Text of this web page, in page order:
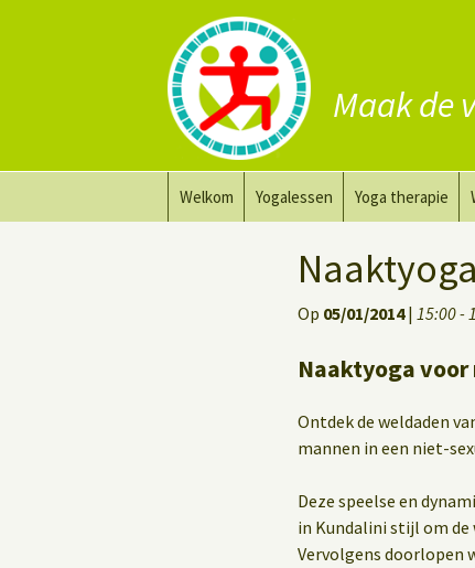
Maak de
Welkom Yogalessen
Prana Yoga Flow Basic
Deep Stretch Yin Yoga
Yoga op het werk
Yoga therapie
Yoga voor heling
Op 05/01/2014| 15:00 -
Naaktyoga voor
Ontdek de weldaden
mannen in een niet-
Deze speelse en
in Kundalini stijl om
Vervolgens doorlopen